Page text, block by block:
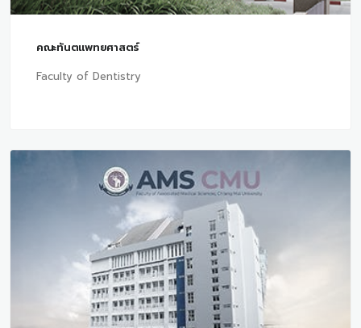
คณะทันตแพทยศาสตร์
Faculty of Dentistry